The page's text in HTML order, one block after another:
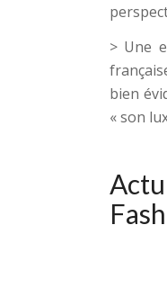
> Une
bien
« son